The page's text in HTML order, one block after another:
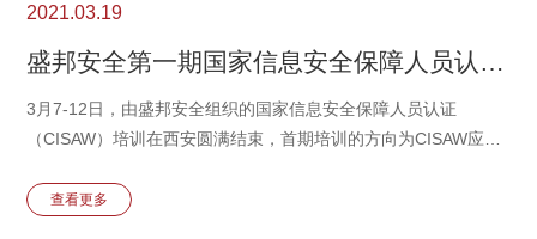
2021.03.19
盛邦安全第一期国家信息安全保障人员认证（CISAW）培训圆满结束
3月7-12日，由盛邦安全组织的国家信息安全保障人员认证
（CISAW）培训在西安圆满结束，首期培训的方向为CISAW应急
查看更多